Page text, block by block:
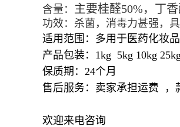
含量： 主要桂醛50%，丁
功效：杀菌，消毒力甚强，
适用范围：多用于医药化妆
产品包装：1kg 5kg 10kg
保质期：24个月
售后服务：卖家承担运费 ，
欢迎来电咨询